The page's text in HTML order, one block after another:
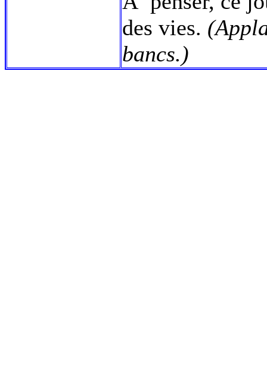
des vies.
bancs.)